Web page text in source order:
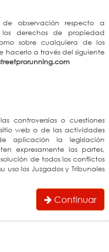
observación respecto a
los derechos de propiedad
sobre cualquiera de los
hacerlo a través del siguiente
controversias o cuestiones
web o de las actividades
aplicación la legislación
expresamente las partes,
de todos los conflictos
uso los Juzgados y Tribunales
Continuar